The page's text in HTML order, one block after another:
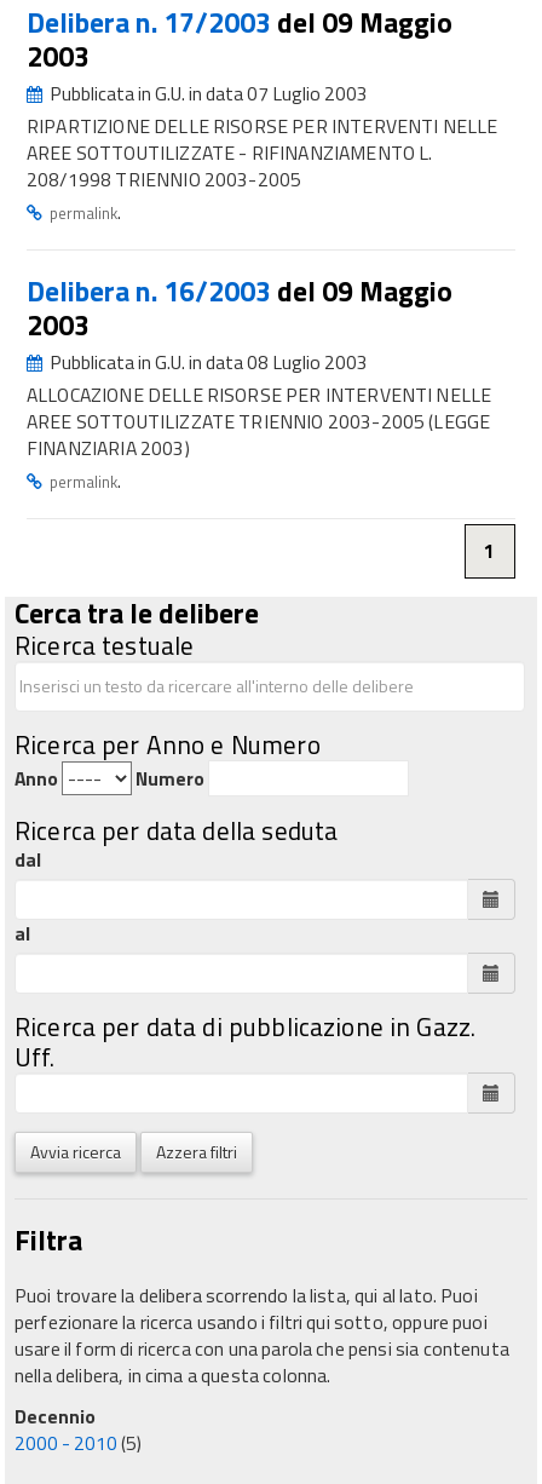
Delibera n. 17/2003 del 09 Maggio
2003
Pubblicata in G.U. in data 07 Luglio 2003
RIPARTIZIONE DELLE RISORSE PER INTERVENTI NELLE
AREE SOTTOUTILIZZATE - RIFINANZIAMENTO L.
208/1998 TRIENNIO 2003-2005
permalink.
Delibera n. 16/2003 del 09 Maggio
2003
Pubblicata in G.U. in data 08 Luglio 2003
ALLOCAZIONE DELLE RISORSE PER INTERVENTI NELLE
AREE SOTTOUTILIZZATE TRIENNIO 2003-2005 (LEGGE
FINANZIARIA 2003)
permalink.
1
Cerca tra le delibere
Ricerca testuale
Ricerca per Anno e Numero
Anno Numero
Ricerca per data della seduta
dal
al
Ricerca per data di pubblicazione in Gazz.
Uff.
Avvia ricerca Azzera filtri
Filtra
Puoi trovare la delibera scorrendo la lista, qui al lato. Puoi
perfezionare la ricerca usando i filtri qui sotto, oppure puoi
usare il form di ricerca con una parola che pensi sia contenuta
nella delibera, in cima a questa colonna.
Decennio
2000 - 2010(5)